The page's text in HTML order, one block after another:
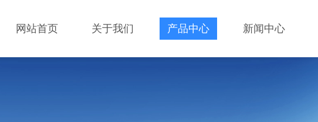
网站首页 关于我们 产品中心 新闻中心